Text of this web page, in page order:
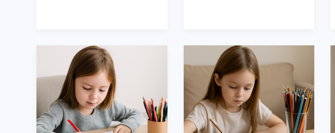
Sinterklaas
tekenen
Unicorn
tekenen